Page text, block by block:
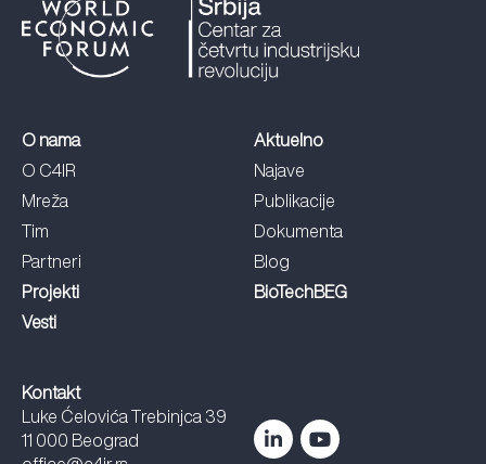
O nama
O C4IR
Mreža
Tim
Partneri
Projekti
Vesti
Aktuelno
Najave
Publikacije
Dokumenta
Blog
BioTechBEG
Kontakt
Luke Ćelovića Trebinjca 39
11 000 Beograd